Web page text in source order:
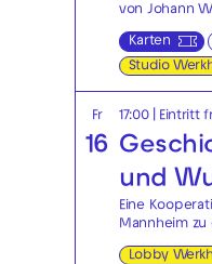
von Johann
Karten
Studio
Fr
16
17:00| Eintritt
und
Eine
Mannheim zu
Lobby